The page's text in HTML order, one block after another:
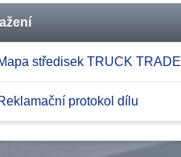
středisek TRUCK TRADE
protokol dílu